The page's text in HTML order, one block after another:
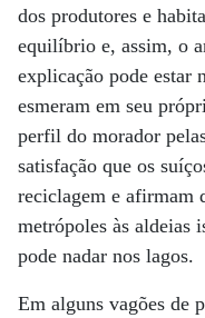
dos produtores e
equilíbrio e, assim, o
explicação pode estar
esmeram em seu
perfil do morador
satisfação que os
reciclagem e afirmam
metrópoles às aldeias
pode nadar nos lagos.
Em alguns vagões de